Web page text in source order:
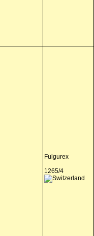
Fulgurex
1265/4